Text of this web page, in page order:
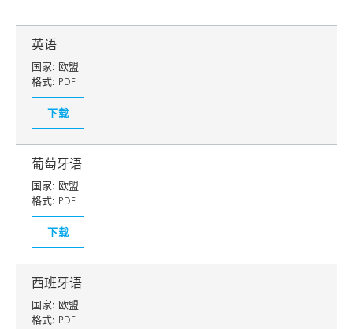
英语
国家: 欧盟
格式: PDF
下载
葡萄牙语
国家: 欧盟
格式: PDF
下载
西班牙语
国家: 欧盟
格式: PDF